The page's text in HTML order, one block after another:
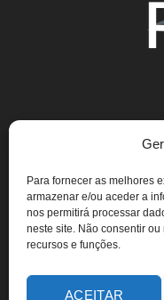
Para fornecer as melhores
armazenar e/ou aceder a
nos permitirá processar
neste site. Não consentir
recursos e funções.
ACEITAR